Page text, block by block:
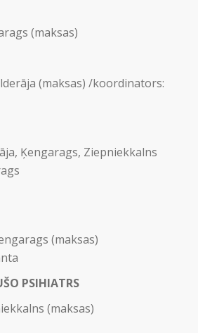
(maksas)
(maksas) /koordinators:
Ķengarags, Ziepniekkalns
(maksas)
PSIHIATRS
(maksas)